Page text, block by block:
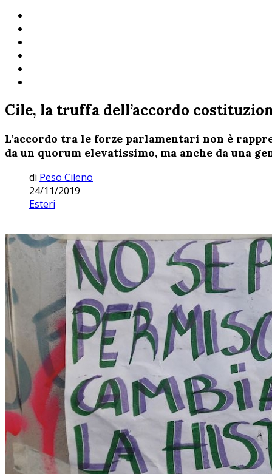
Cile, la truffa dell’accordo
L’accordo tra le forze parlamentari non è
da un quorum elevatissimo, ma anche da una
di Peso Cileno
24/11/2019
Esteri